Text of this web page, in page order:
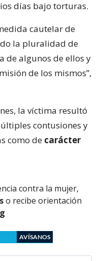
días bajo torturas.
cautelar de
la pluralidad de
de algunos de ellos y
de los mismos”,
la víctima resultó
contusiones y
como de carácter
contra la mujer,
o recibe orientación
AVÍSANOS